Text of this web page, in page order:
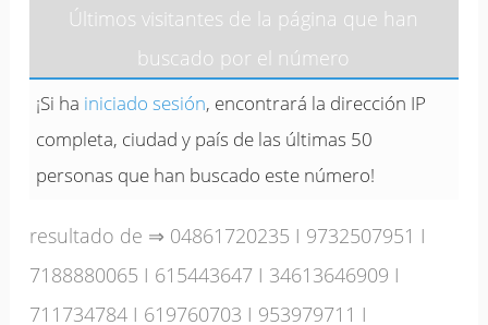
Últimos visitantes de la página que han
buscado por el número
¡Si ha iniciado sesión, encontrará la dirección IP
completa, ciudad y país de las últimas 50
personas que han buscado este número!
resultado de ⇒ 04861720235 I 9732507951 I
7188880065 I 615443647 I 34613646909 I
711734784 I 619760703 I 953979711 I